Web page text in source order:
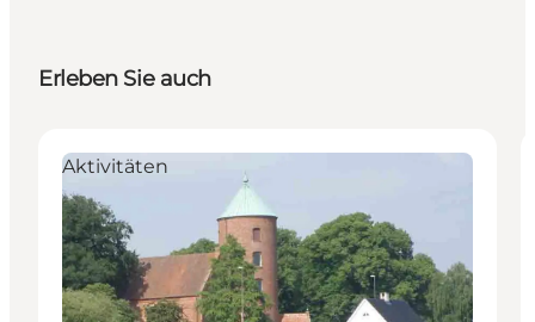
Erleben Sie auch
Aktivitäten